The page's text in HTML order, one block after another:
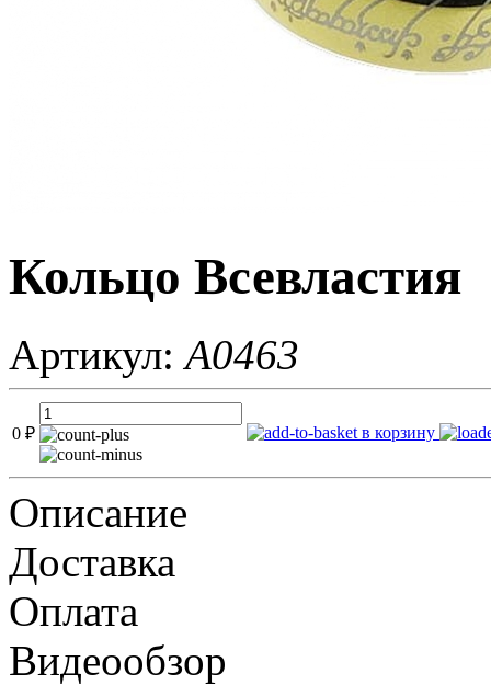
Кольцо Всевластия
Артикул:A0463
0 ₽ в корзину
Описание
Доставка
Оплата
Видеообзор